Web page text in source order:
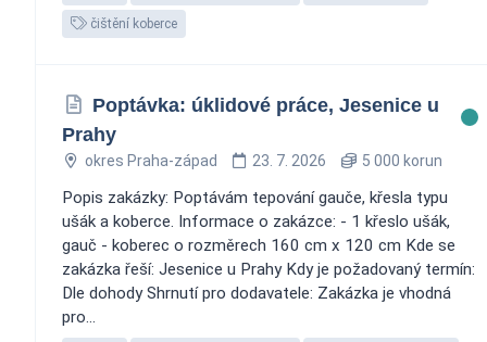
čištění koberce
Poptávka: úklidové práce, Jesenice u
Prahy
okres Praha-západ 23. 7. 2026 5 000 korun
Popis zakázky: Poptávám tepování gauče, křesla typu
ušák a koberce. Informace o zakázce: - 1 křeslo ušák,
gauč - koberec o rozměrech 160 cm x 120 cm Kde se
zakázka řeší: Jesenice u Prahy Kdy je požadovaný termín:
Dle dohody Shrnutí pro dodavatele: Zakázka je vhodná
pro...